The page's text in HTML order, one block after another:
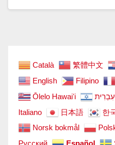
Català 繁體中文
English
Filipino
Ōlelo Hawaiʻi
עִבְרִית
Italiano
日本語 한
Norsk bokmål